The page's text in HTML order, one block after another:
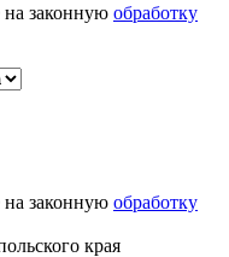
на законную обработку
на законную обработку
края